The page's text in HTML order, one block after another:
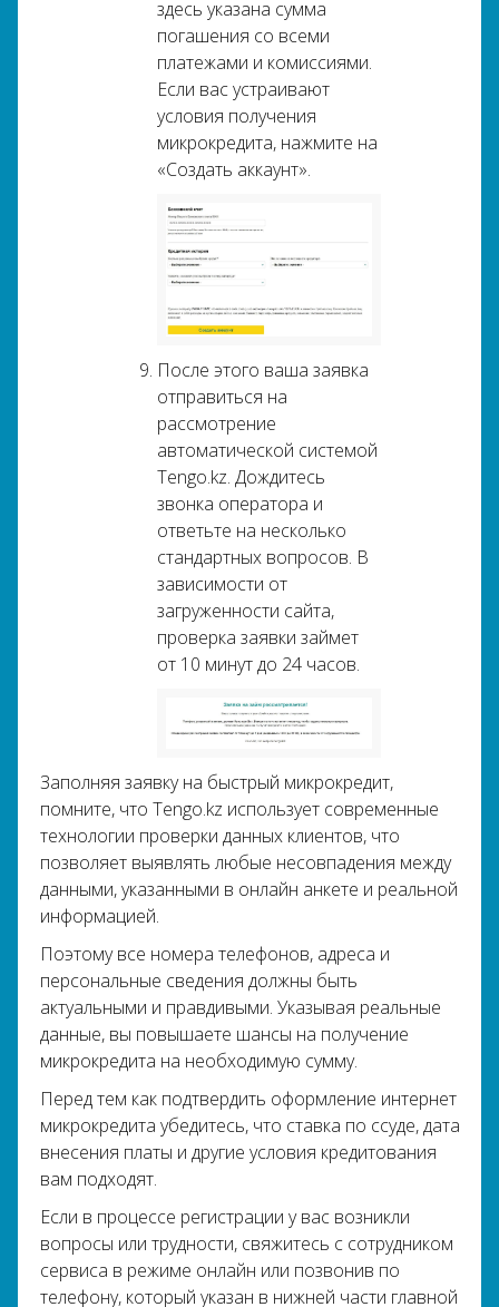
здесь указана сумма
погашения со всеми
платежами и комиссиями.
Если вас устраивают
условия получения
микрокредита, нажмите на
«Создать аккаунт».
После этого ваша заявка
отправиться на
рассмотрение
автоматической системой
Tengo.kz. Дождитесь
звонка оператора и
ответьте на несколько
стандартных вопросов. В
зависимости от
загруженности сайта,
проверка заявки займет
от 10 минут до 24 часов.
Заполняя заявку на быстрый микрокредит,
помните, что Tengo.kz использует современные
технологии проверки данных клиентов, что
позволяет выявлять любые несовпадения между
данными, указанными в онлайн анкете и реальной
информацией.
Поэтому все номера телефонов, адреса и
персональные сведения должны быть
актуальными и правдивыми. Указывая реальные
данные, вы повышаете шансы на получение
микрокредита на необходимую сумму.
Перед тем как подтвердить оформление интернет
микрокредита убедитесь, что ставка по ссуде, дата
внесения платы и другие условия кредитования
вам подходят.
Если в процессе регистрации у вас возникли
вопросы или трудности, свяжитесь с сотрудником
сервиса в режиме онлайн или позвонив по
телефону, который указан в нижней части главной